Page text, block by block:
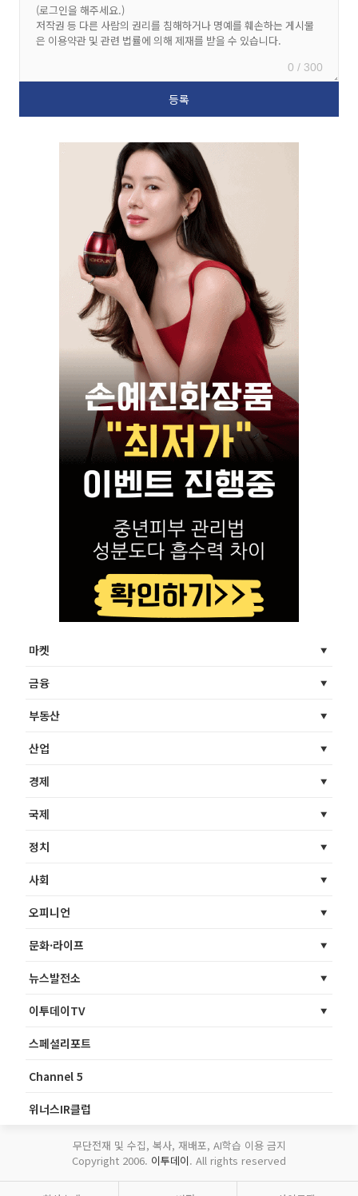
0 / 300
마켓
금융
부동산
산업
경제
국제
정치
사회
오피니언
문화·라이프
뉴스발전소
이투데이TV
스페셜리포트
Channel 5
위너스IR클럽
무단전재 및 수집, 복사, 재배포, AI학습 이용 금지
Copyright 2006. 이투데이. All rights reserved